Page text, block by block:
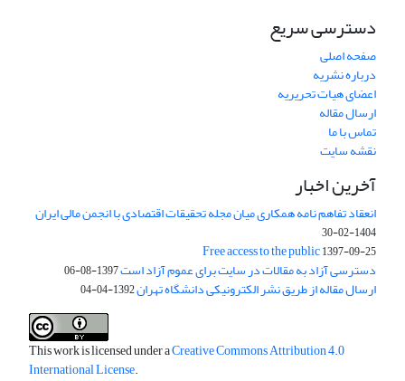
دسترسی سریع
صفحه اصلی
درباره نشریه
اعضای هیات تحریریه
ارسال مقاله
تماس با ما
نقشه سایت
آخرین اخبار
انعقاد تفاهم نامه همکاری میان مجله تحقیقات اقتصادی با انجمن مالی ایران
1404-02-30
Free access to the public1397-09-25
دسترسی آزاد به مقالات در سایت برای عموم آزاد است1397-08-06
ارسال مقاله از طریق نشر الکترونیکی دانشگاه تهران1392-04-04
This work is licensed under aCreative Commons Attribution 4.0
International License.